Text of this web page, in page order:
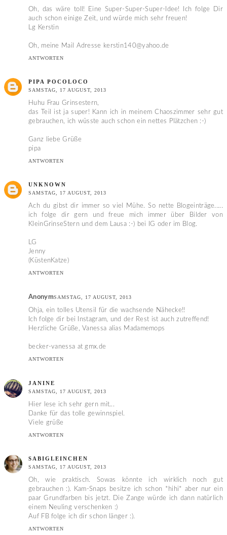
Oh, das wäre toll! Eine Super-Super-Super-Idee! Ich folge Dir
auch schon einige Zeit, und würde mich sehr freuen!
Lg Kerstin
Oh, meine Mail Adresse kerstin140@yahoo.de
ANTWORTEN
PIPA POCOLOCO
SAMSTAG, 17 AUGUST, 2013
Huhu Frau Grinsestern,
das Teil ist ja super! Kann ich in meinem Chaoszimmer sehr gut
gebrauchen, ich wüsste auch schon ein nettes Plätzchen :-)
Ganz liebe Grüße
pipa
ANTWORTEN
UNKNOWN
SAMSTAG, 17 AUGUST, 2013
Ach du gibst dir immer so viel Mühe. So nette Blogeinträge.....
ich folge dir gern und freue mich immer über Bilder von
KleinGrinseStern und dem Lausa :-) bei IG oder im Blog.
LG
Jenny
(KüstenKatze)
ANTWORTEN
AnonymSAMSTAG, 17 AUGUST, 2013
Ohja, ein tolles Utensil für die wachsende Nähecke!!
Ich folge dir bei Instagram, und der Rest ist auch zutreffend!
Herzliche Grüße, Vanessa alias Madamemops
becker-vanessa at gmx.de
ANTWORTEN
JANINE
SAMSTAG, 17 AUGUST, 2013
Hier lese ich sehr gern mit...
Danke für das tolle gewinnspiel.
Viele grüße
ANTWORTEN
SABIGLEINCHEN
SAMSTAG, 17 AUGUST, 2013
Oh, wie praktisch. Sowas könnte ich wirklich noch gut
gebrauchen :). Kam-Snaps besitze ich schon *hihi* aber nur ein
paar Grundfarben bis jetzt. Die Zange würde ich dann natürlich
einem Neuling verschenken :)
Auf FB folge ich dir schon länger :).
ANTWORTEN